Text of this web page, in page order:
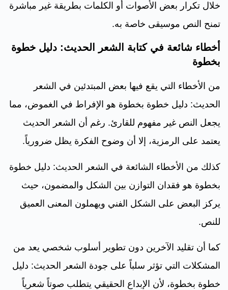
خلال تكرار بعض الأصوات أو الكلمات بطريقة غير مباشرة
تمنح النص موسيقى خاصة به.
أخطاء شائعة في كتابة الشعر الحديث: دليل خطوة
بخطوة
من الأخطاء التي يقع فيها بعض المبتدئين في الشعر
الحديث: دليل خطوة بخطوة هو الإفراط في الغموض، مما
يجعل النص غير مفهوم للقارئ. رغم أن الشعر الحديث
يعتمد على الرمزية، إلا أن وضوح الفكرة يظل ضرورياً.
كذلك من الأخطاء الشائعة في الشعر الحديث: دليل خطوة
بخطوة هو فقدان التوازن بين الشكل والمضمون، حيث
يركز البعض على الشكل الفني ويهملون المعنى العميق
للنص.
كما أن تقليد الآخرين دون تطوير أسلوب شخصي يعد من
المشكلات التي تؤثر سلباً على جودة الشعر الحديث: دليل
خطوة بخطوة، لأن الإبداع الحقيقي يتطلب صوتاً شعرياً